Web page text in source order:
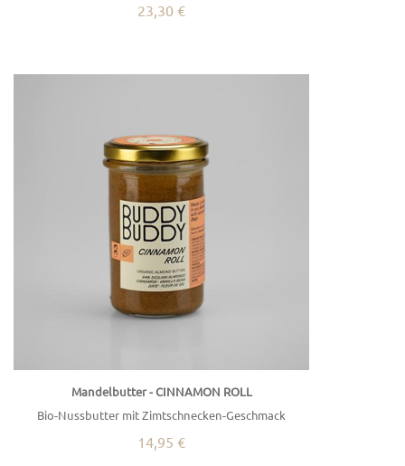
23,30 €
Mandelbutter - CINNAMON ROLL
Bio-Nussbutter mit Zimtschnecken-Geschmack
14,95 €